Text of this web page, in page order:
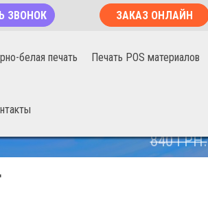
ЗВОНОК ЗАКАЗ ОНЛАЙН
белая печать Печать POS материалов
840ГРН.